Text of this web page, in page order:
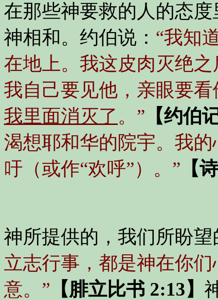
在那些神要救的人的态
神相和。约伯说： “我知
在地上。我这皮肉灭绝
我自己要见他，亲眼要
我里面消灭了 。” 【约伯
渴想耶和华的院宇。我
吁（或作“欢呼”）。” 【
神所提供的，我们所盼
立志行事，都是神在你
意。” 【腓立比书 2:13】